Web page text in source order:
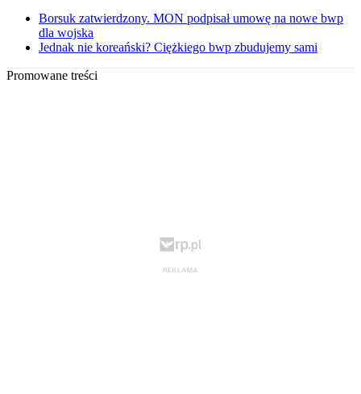
Borsuk zatwierdzony. MON podpisał umowę na nowe bwp
dla wojska
Jednak nie koreański? Ciężkiego bwp zbudujemy sami
Promowane treści